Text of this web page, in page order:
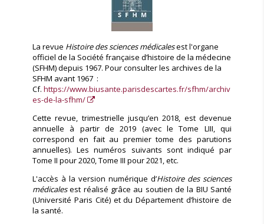
La revue Histoire des sciences médicalesest l'organe
officiel de la Société française d’histoire de la médecine
(SFHM) depuis 1967. Pour consulter les archives de la
SFHM avant 1967 :
Cf.https://www.biusante.parisdescartes.fr/sfhm/archiv
es-de-la-sfhm/
Cette revue, trimestrielle jusqu’en 2018, est devenue
annuelle à partir de 2019 (avec le Tome LIII, qui
correspond en fait au premier tome des parutions
annuelles). Les numéros suivants sont indiqué par
Tome II pour 2020, Tome III pour 2021, etc.
L'accès à la version numérique d’Histoire des sciences
médicalesest réalisé grâce au soutien de la BIU Santé
(Université Paris Cité) et du Département d’histoire de
la santé.